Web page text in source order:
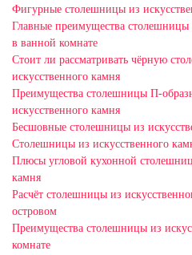
Фигурные столешницы из
Главные преимущества столешницы
в ванной комнате
Стоит ли рассматривать чёрную
искусственного камня
Преимущества столешницы П-
искусственного камня
Бесшовные столешницы из
Столешницы из искусственного
Плюсы угловой кухонной
камня
Расчёт столешницы из
островом
Преимущества столешницы из
комнате